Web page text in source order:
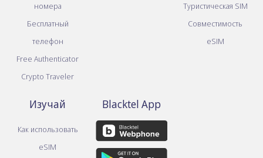
номера
Бесплатный
телефон
Free Authenticator
Crypto Traveler
Туристическая SIM
Совместимость
eSIM
Изучай
Как использовать
eSIM
Blacktel App